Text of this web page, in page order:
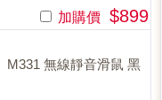
加購價 $899
M331 無線靜音滑鼠 黑